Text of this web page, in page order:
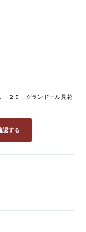
－２０ グランドール見花
認する